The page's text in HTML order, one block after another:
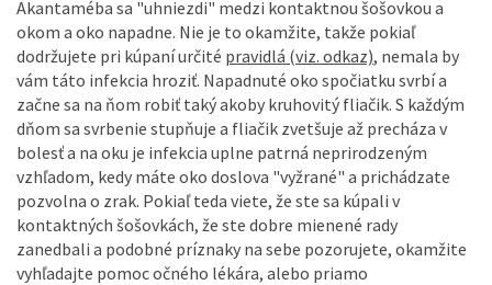
Akantaméba sa "uhniezdi" medzi kontaktnou šošovkou a
okom a oko napadne. Nie je to okamžite, takže pokiaľ
dodržujete pri kúpaní určité pravidlá (viz. odkaz), nemala by
vám táto infekcia hroziť. Napadnuté oko spočiatku svrbí a
začne sa na ňom robiť taký akoby kruhovitý fliačik. S každým
dňom sa svrbenie stupňuje a fliačik zvetšuje až precháza v
bolesť a na oku je infekcia uplne patrná neprirodzeným
vzhľadom, kedy máte oko doslova "vyžrané" a prichádzate
pozvolna o zrak. Pokiaľ teda viete, že ste sa kúpali v
kontaktných šošovkách, že ste dobre mienené rady
zanedbali a podobné príznaky na sebe pozorujete, okamžite
vyhľadajte pomoc očného lékára, alebo priamo